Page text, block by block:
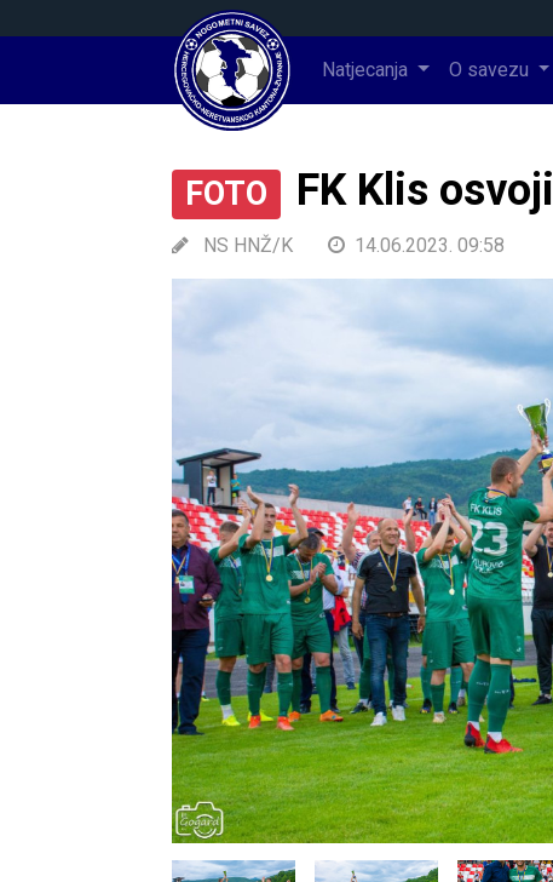
Natjecanja O savezu
FOTO FK Klis
NS HNŽ/K 14.06.2023. 09:58